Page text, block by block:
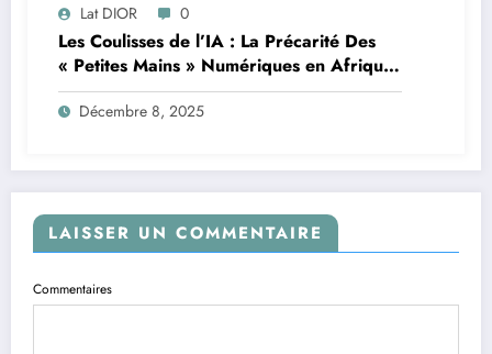
Lat DIOR 0
Les Coulisses de l’IA : La Précarité Des
« Petites Mains » Numériques en Afrique
à l’Ère de l’Intelligence Artificielle
Décembre 8, 2025
LAISSER UN COMMENTAIRE
Commentaires